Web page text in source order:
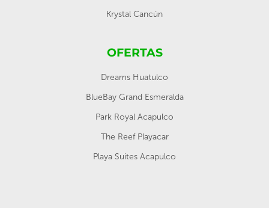
Krystal Cancún
OFERTAS
Dreams Huatulco
BlueBay Grand Esmeralda
Park Royal Acapulco
The Reef Playacar
Playa Suites Acapulco